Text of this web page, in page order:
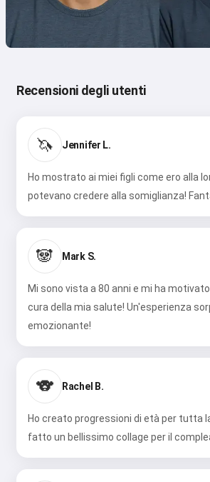
Recensioni degli utenti
🦄 Jennifer L.
Ho mostrato ai miei figli come ero alla
potevano credere alla somiglianza!
🐼 Mark S.
Mi sono vista a 80 anni e mi ha
cura della mia salute! Un'esperienza
emozionante!
🐨 Rachel B.
Ho creato progressioni di età per tutta
fatto un bellissimo collage per il